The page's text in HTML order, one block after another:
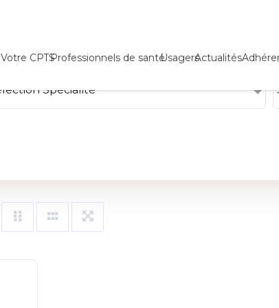
Votre CPTSProfessionnels de santéUsagersActualités
Sélection Spécialité